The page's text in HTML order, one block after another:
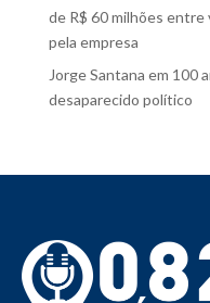
de R$ 60 milhões entre
pela empresa
Jorge Santana em 100
desaparecido político